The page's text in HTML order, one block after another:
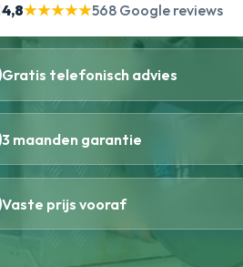
4,8★★★★★568 Google reviews
Gratis telefonisch advies
3 maanden garantie
Vaste prijs vooraf